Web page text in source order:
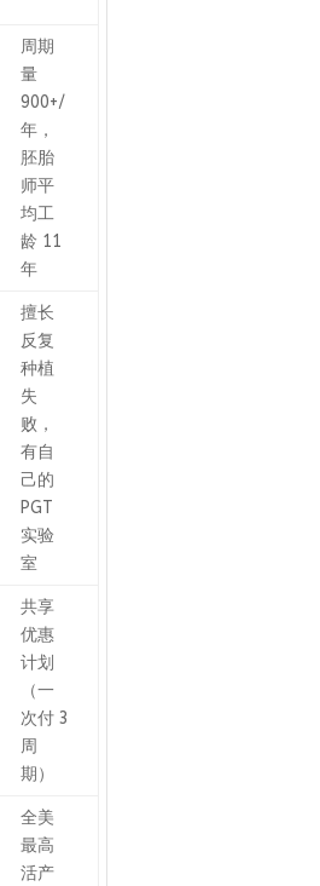
周期
量
900+/
年，
胚胎
师平
均工
龄 11
年
擅长
反复
种植
失
败，
有自
己的
PGT
实验
室
共享
优惠
计划
（一
次付 3
周
期）
全美
最高
活产